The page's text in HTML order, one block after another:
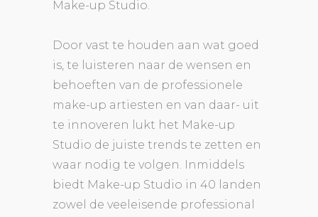
Make-up Studio.
Door vast te houden aan wat goed
is, te luisteren naar de wensen en
behoeften van de professionele
make-up artiesten en van daar- uit
te innoveren lukt het Make-up
Studio de juiste trends te zetten en
waar nodig te volgen. Inmiddels
biedt Make-up Studio in 40 landen
zowel de veeleisende professional